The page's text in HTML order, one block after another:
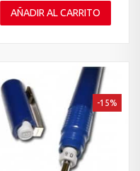
AÑADIR AL CARRITO
-15%